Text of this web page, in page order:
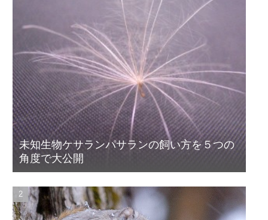
未知生物ケサランパサランの飼い方を５つの
角度で大公開